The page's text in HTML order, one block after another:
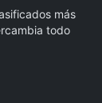
más
todo